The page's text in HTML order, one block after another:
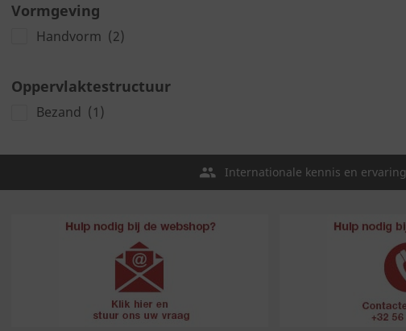
Vormgeving
Handvorm (2)
Oppervlaktestructuur
Bezand (1)
Internationale kennis en ervaring